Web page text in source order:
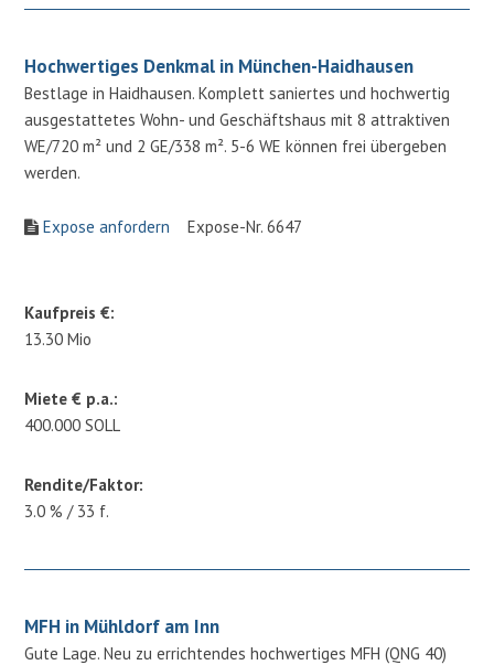
Hochwertiges Denkmal in München-Haidhausen
Bestlage in Haidhausen. Komplett saniertes und hochwertig
ausgestattetes Wohn- und Geschäftshaus mit 8 attraktiven
WE/720 m² und 2 GE/338 m². 5-6 WE können frei übergeben
werden.
Expose anfordern Expose-Nr. 6647
Kaufpreis €:
13.30 Mio
Miete € p.a.:
400.000 SOLL
Rendite/Faktor:
3.0 % / 33 f.
MFH in Mühldorf am Inn
Gute Lage. Neu zu errichtendes hochwertiges MFH (QNG 40)